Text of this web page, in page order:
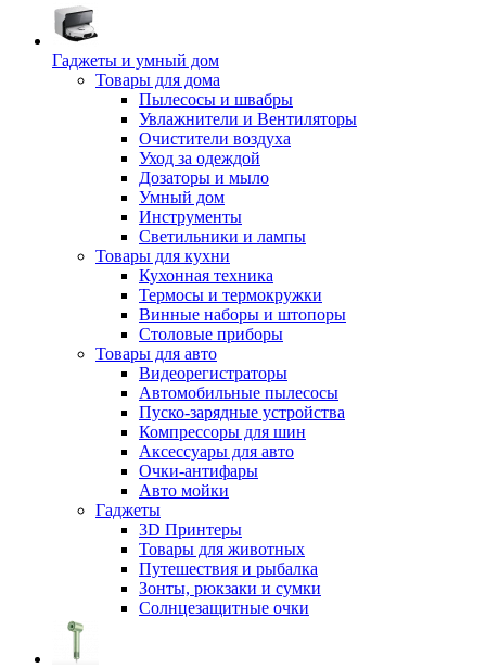
Гаджеты и умный дом
Товары для дома
Пылесосы и швабры
Увлажнители и Вентиляторы
Очистители воздуха
Уход за одеждой
Дозаторы и мыло
Умный дом
Инструменты
Светильники и лампы
Товары для кухни
Кухонная техника
Термосы и термокружки
Винные наборы и штопоры
Столовые приборы
Товары для авто
Видеорегистраторы
Автомобильные пылесосы
Пуско-зарядные устройства
Компрессоры для шин
Аксессуары для авто
Очки-антифары
Авто мойки
Гаджеты
3D Принтеры
Товары для животных
Путешествия и рыбалка
Зонты, рюкзаки и сумки
Солнцезащитные очки